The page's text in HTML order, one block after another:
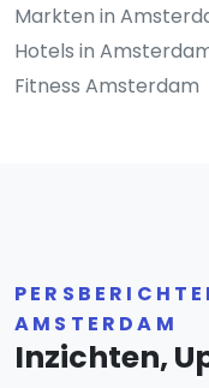
Markten in
Hotels in
Fitness Amsterdam
AMSTERDAM
Inzichten,